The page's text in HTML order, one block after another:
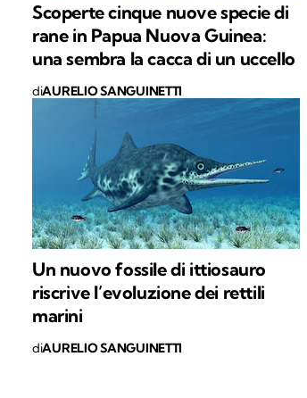
Scoperte cinque nuove specie di
rane in Papua Nuova Guinea:
una sembra la cacca di un uccello
diAURELIO SANGUINETTI
Un nuovo fossile di ittiosauro
riscrive l’evoluzione dei rettili
marini
diAURELIO SANGUINETTI